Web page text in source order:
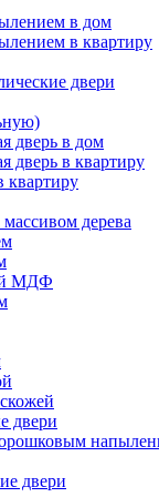
в дом
в квартиру
двери
дверь в дом
дверь в квартиру
квартиру
дерева
МДФ
двери
двери